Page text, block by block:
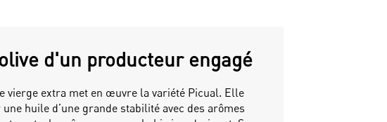
d'un producteur engagé
vierge extra met en œuvre la variété Picual. Elle
huile d’une grande stabilité avec des arômes